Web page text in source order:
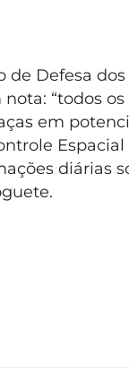
de Defesa dos
“todos
em
diárias